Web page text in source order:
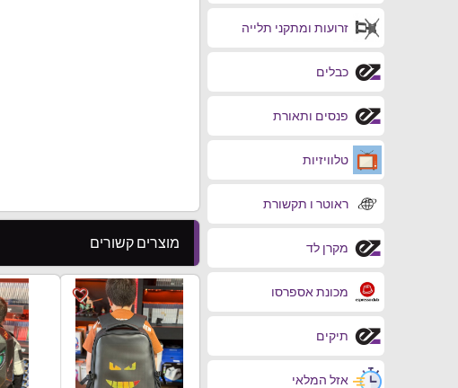
זרועות ומתקני תלייה
כבלים
פנסים ותאורת
טלוויזיות
ראוטר ו תקשורת
מקרן לד
מכונת אספרסו
תיקים
אזל המלאי
מוצרים קשורים
favorite_border